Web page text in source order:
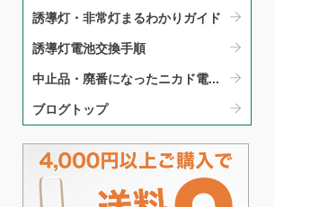
誘導灯・非常灯まるわかりガイド​
誘導灯電池交換手順​
中止品・廃番になったニカド電...
ブログトップ